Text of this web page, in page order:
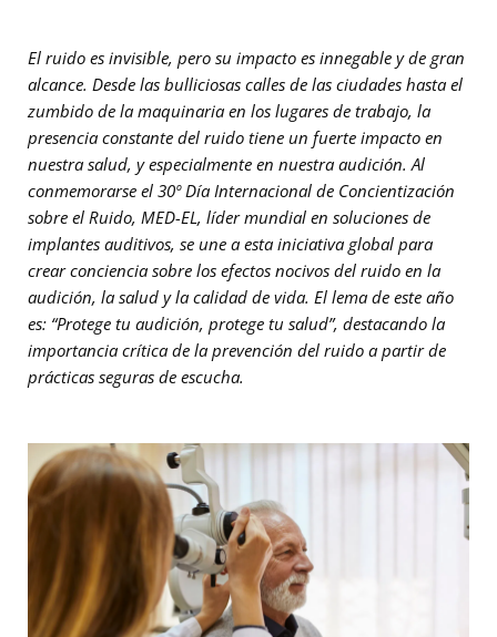
El ruido es invisible, pero su impacto es innegable y de gran
alcance. Desde las bulliciosas calles de las ciudades hasta el
zumbido de la maquinaria en los lugares de trabajo, la
presencia constante del ruido tiene un fuerte impacto en
nuestra salud, y especialmente en nuestra audición. Al
conmemorarse el 30º Día Internacional de Concientización
sobre el Ruido, MED-EL, líder mundial en soluciones de
implantes auditivos, se une a esta iniciativa global para
crear conciencia sobre los efectos nocivos del ruido en la
audición, la salud y la calidad de vida. El lema de este año
es: “Protege tu audición, protege tu salud”, destacando la
importancia crítica de la prevención del ruido a partir de
prácticas seguras de escucha.